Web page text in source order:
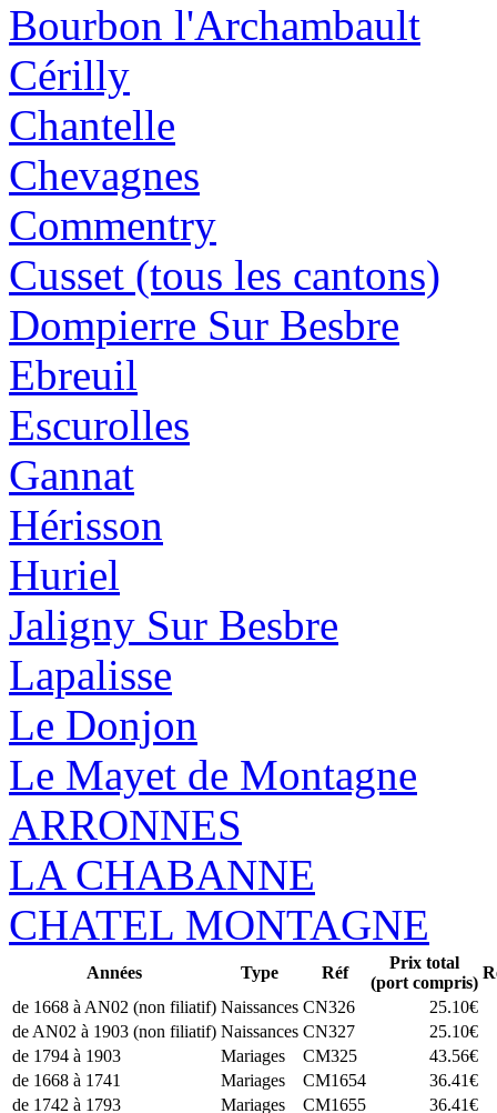
Bourbon l'Archambault
Cérilly
Chantelle
Chevagnes
Commentry
Cusset (tous les cantons)
Dompierre Sur Besbre
Ebreuil
Escurolles
Gannat
Hérisson
Huriel
Jaligny Sur Besbre
Lapalisse
Le Donjon
Le Mayet de Montagne
ARRONNES
LA CHABANNE
CHATEL MONTAGNE
Années Type Réf
Prix total
(port compris)
de 1668 à AN02 (non filiatif) Naissances CN326
25.10€
de AN02 à 1903 (non filiatif) Naissances CN327
25.10€
de 1794 à 1903
Mariages CM325
43.56€
de 1668 à 1741
Mariages CM1654
36.41€
de 1742 à 1793
Mariages CM1655 36.41€